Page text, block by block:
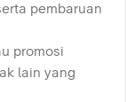
pembaruan
promosi
lain yang